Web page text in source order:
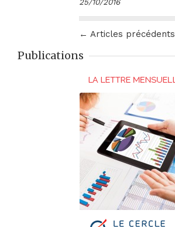
← Articles précédents
Publications